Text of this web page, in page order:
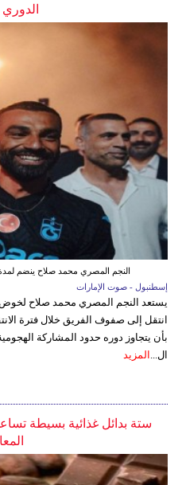
النجم المصري محمد صلاح ينضم
إسطنبول - صوت الإمارات
يستعد النجم المصري محمد صلاح لخوض
انتقل إلى صفوف الفريق خلال فترة
بأن يتجاوز دوره حدود المشاركة
ال... المزيد
ستة بدائل غذائية بسيطة